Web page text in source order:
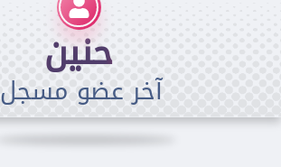
آخر عضو مسجل
حنين